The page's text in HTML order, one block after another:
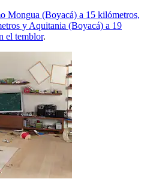
Mongua (Boyacá) a 15 kilómetros,
y Aquitania (Boyacá) a 19
el temblor.